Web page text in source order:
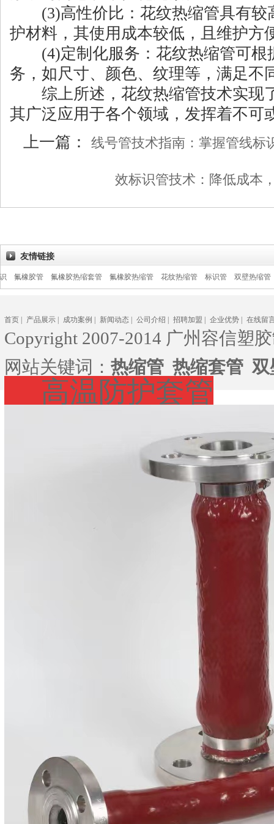
(3)高性价比：花纹热缩管具有较
护材料，其使用成本较低，且维护方
(4)定制化服务：花纹热缩管可根
务，如尺寸、颜色、纹理等，满足不
综上所述，花纹热缩管技术实现
其广泛应用于各个领域，发挥着不可
上一篇： 线号管技术指南：掌握管线标
效标识管技术：降低成本
友情链接
氟橡胶热缩套管 氟橡胶热缩管 花纹热缩管 标识管 双壁热缩管 PVDF
首页 产品展示 成功案例 新闻动态 公司介绍 招聘加盟 企业优势 在线留
Copyright 2007-2014 广州容信塑
网站关键词： 热缩管 热缩套管 双
高温防护套管